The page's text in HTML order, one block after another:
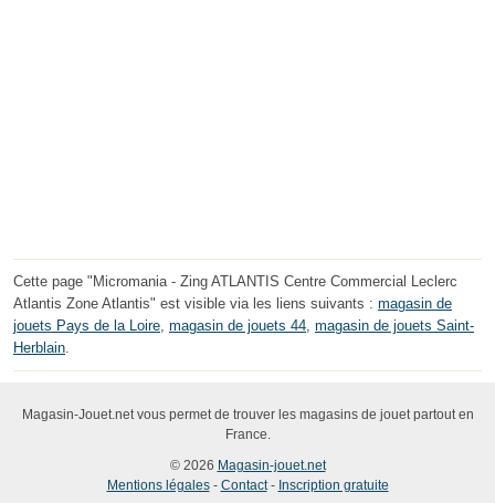
Cette page "Micromania - Zing ATLANTIS Centre Commercial Leclerc
Atlantis Zone Atlantis" est visible via les liens suivants : magasin de
jouets Pays de la Loire magasin de jouets 44 magasin de jouets Saint-
Herblain
Magasin-Jouet.net vous permet de trouver les magasins de jouet partout en
France.
© 2026 Magasin-jouet.net
Mentions légales- Contact- Inscription gratuite